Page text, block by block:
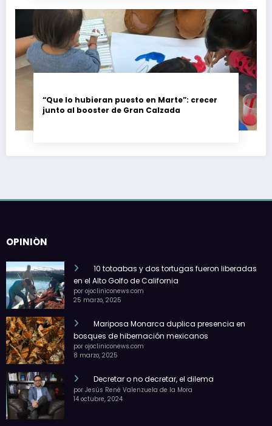
“Que lo hubieran puesto en Marte”: crecer
junto al booster de Gran Calzada
OPINIÓN
10 totoabas y dos tortugas fueron liberadas
en el Alto Golfo de California
por ojocliniconews.com
25 marzo, 2025
Mariposa Monarca duplica presencia en
bosques de hibernación mexicanos
por ojocliniconews.com
8 marzo, 2025
Decretar o no decretar, el dilema
por Jesús René Valenzuela de la Mora
14 octubre, 2024